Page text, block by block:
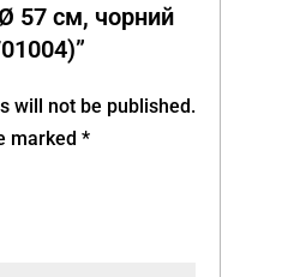
57 см, чорний
will not be published.
marked *